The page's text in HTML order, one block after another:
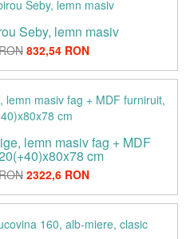
Seby, lemn masiv
832,54 RON
lemn masiv fag + MDF
cm
2322,6 RON